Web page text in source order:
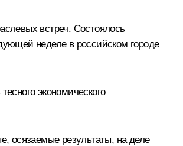
встреч. Состоялось
неделе в российском городе
экономического
осязаемые результаты, на деле